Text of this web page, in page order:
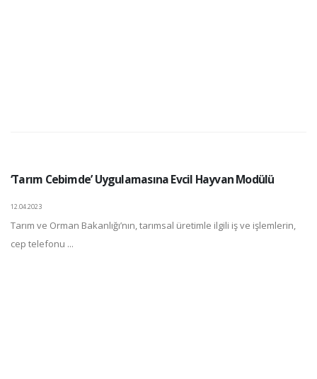
‘Tarım Cebimde’ Uygulamasına Evcil Hayvan Modülü
12.04.2023
Tarım ve Orman Bakanlığı’nın, tarımsal üretimle ilgili iş ve işlemlerin,
cep telefonu ...